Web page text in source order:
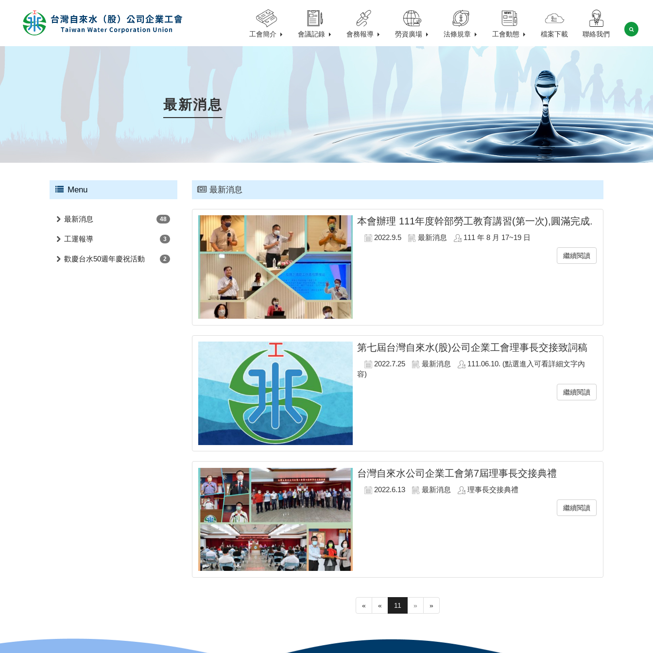
工會簡介 會議記錄 會務報導 勞資廣場 法條規章 工會動態 檔案下載 聯絡我們
最新消息
Menu
最新消息 48
工運報導 3
歡慶台水50週年慶祝活動 2
最新消息
本會辦理 111年度幹部勞工教育講習(第一次),圓滿完成.
2022.9.5 最新消息 111 年 8 月 17~19 日
繼續閱讀
第七屆台灣自來水(股)公司企業工會理事長交接致詞稿
2022.7.25 最新消息
111.06.10. (點選進入可看詳細文字內
容)
繼續閱讀
台灣自來水公司企業工會第7屆理事長交接典禮
2022.6.13 最新消息 理事長交接典禮
繼續閱讀
« « 11 » »